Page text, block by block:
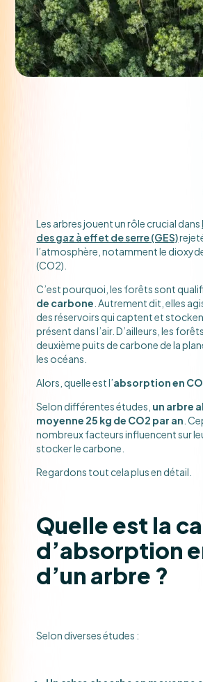
Les arbres jouent un rôle crucial dans
des gaz à effet de serre (GES)
l’atmosphère, notamment le
(CO2).
C’est pourquoi, les forêts sont
de carbone . Autrement dit, elles
des réservoirs qui captent et
présent dans l’air. D’ailleurs, les
deuxième puits de carbone de la
les océans.
Alors, quelle est l’absorption en
Selon différentes études, un arbre
moyenne 25 kg de CO2 par an .
nombreux facteurs influencent sur
stocker le carbone.
Regardons tout cela plus en détail.
Quelle est la
d’absorption
d’un arbre ?
Selon diverses études :